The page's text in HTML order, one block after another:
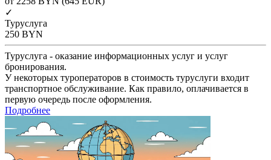
✓
Туруслуга
250 BYN
Туруслуга - оказание информационных услуг и услуг
бронирования.
У некоторых туроператоров в стоимость туруслуги входит
транспортное обслуживание. Как правило, оплачивается в
первую очередь после оформления.
Подробнее